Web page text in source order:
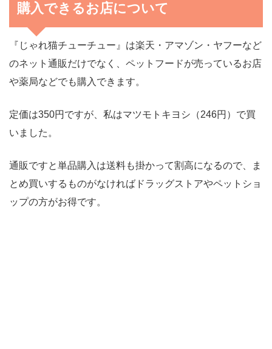
購入できるお店について
『じゃれ猫チューチュー』は楽天・アマゾン・ヤフーなど
のネット通販だけでなく、ペットフードが売っているお店
や薬局などでも購入できます。
定価は350円ですが、私はマツモトキヨシ（246円）で買
いました。
通販ですと単品購入は送料も掛かって割高になるので、ま
とめ買いするものがなければドラッグストアやペットショ
ップの方がお得です。